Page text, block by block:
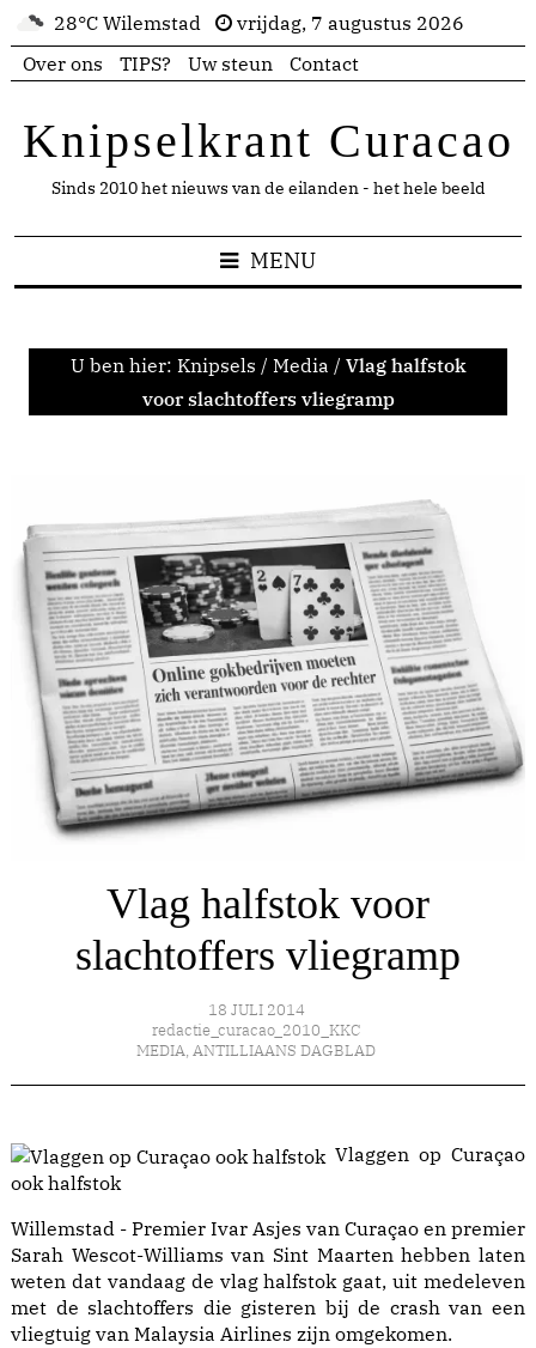
28°C Wilemstad
vrijdag, 7 augustus 2026
Over ons
TIPS? Uw steun Contact
Knipselkrant Curacao
Sinds 2010 het nieuws van de eilanden - het hele beeld
MENU
U ben hier: Knipsels / Media / Vlag halfstok
voor slachtoffers vliegramp
Vlag halfstok voor
slachtoffers vliegramp
18 JULI 2014
redactie_curacao_2010_KKC
MEDIA, ANTILLIAANS DAGBLAD
Vlaggen op Curaçao
ook halfstok
Willemstad - Premier Ivar Asjes van Curaçao en premier
Sarah Wescot-Williams van Sint Maarten hebben laten
weten dat vandaag de vlag halfstok gaat, uit medeleven
met de slachtoffers die gisteren bij de crash van een
vliegtuig van Malaysia Airlines zijn omgekomen.